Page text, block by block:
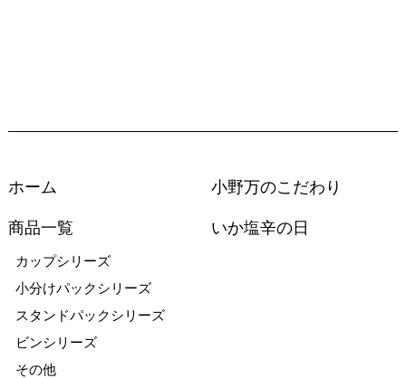
ホーム 小野万のこだわり
商品一覧
カップシリーズ
小分けパックシリーズ
スタンドパックシリーズ
ビンシリーズ
その他
いか塩辛の日